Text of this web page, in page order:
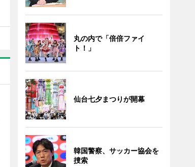
丸の内で「倍倍ファイ
ト！」
仙台七夕まつりが開幕
韓国警察、サッカー協会を
捜索